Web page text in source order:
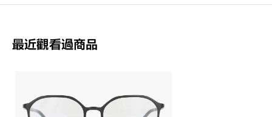
最近觀看過商品